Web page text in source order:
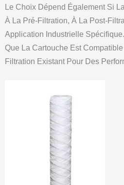
Le Choix Dépend Également Si
À La Pré-Filtration, À La Post-
Application Industrielle
Que La Cartouche Est
Filtration Existant Pour Des